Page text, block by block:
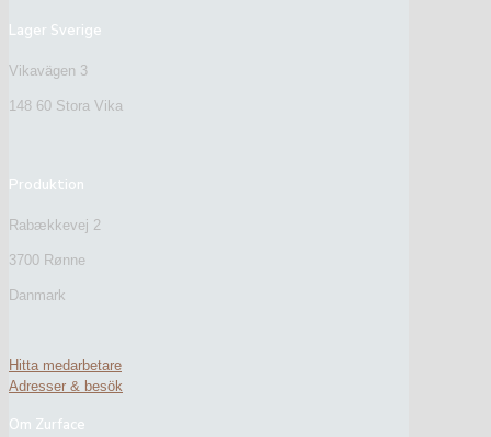
Lager Sverige
Vikavägen 3
148 60 Stora Vika
Produktion
Rabækkevej 2
3700 Rønne
Danmark
Hitta medarbetare
Adresser & besök
Om Zurface